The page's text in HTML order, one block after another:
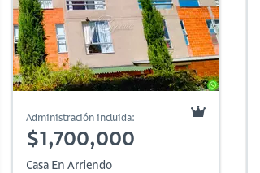
Administración incluida:
$1,700,000
Casa En Arriendo